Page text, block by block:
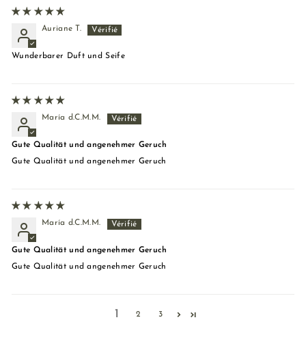
Auriane T.
Wunderbarer Duft und Seife
María d.C.M.M.
Gute Qualität und angenehmer Geruch
Gute Qualität und angenehmer Geruch
María d.C.M.M.
Gute Qualität und angenehmer Geruch
Gute Qualität und angenehmer Geruch
1 2 3